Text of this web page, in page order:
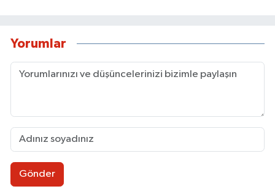
Yorumlar
Gönder